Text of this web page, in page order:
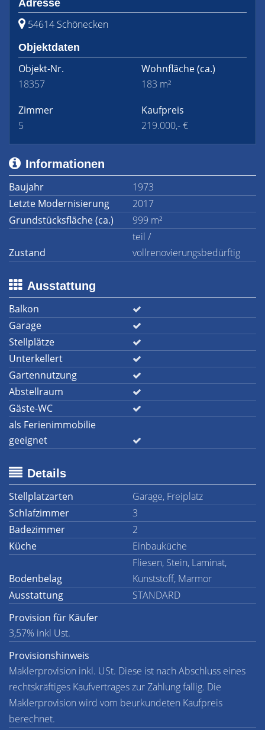
Adresse
54614 Schönecken
Objektdaten
Objekt-Nr.
18357
Wohnfläche(ca.)
183 m²
Zimmer
5
Kaufpreis
219.000,- €
Informationen
Baujahr
1973
Letzte Modernisierung
2017
Grundstücksfläche (ca.)
999 m²
Zustand
teil /
vollrenovierungsbedürftig
Ausstattung
Balkon
Garage
Stellplätze
Unterkellert
Gartennutzung
Abstellraum
Gäste-WC
als Ferienimmobilie
geeignet
Details
Stellplatzarten
Garage, Freiplatz
Schlafzimmer
3
Badezimmer
2
Küche
Einbauküche
Bodenbelag
Fliesen, Stein, Laminat,
Kunststoff, Marmor
Ausstattung
STANDARD
Provision für Käufer
3,57% inkl Ust.
Provisionshinweis
Maklerprovision inkl. USt. Diese ist nach Abschluss eines
rechtskräftiges Kaufvertrages zur Zahlung fällig. Die
Maklerprovision wird vom beurkundeten Kaufpreis
berechnet.